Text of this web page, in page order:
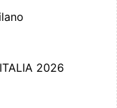
2026